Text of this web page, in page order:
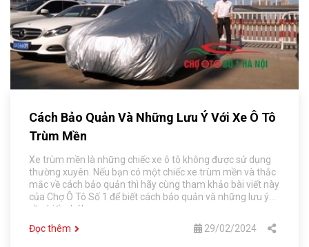
Cách Bảo Quản Và Những Lưu Ý Với Xe Ô Tô
Trùm Mền
Xe trùm mền là những chiếc xe ô tô không được sử dụng
thường xuyên. Nếu bạn có một chiếc xe trùm mền và thắc
mắc về cách bảo quản thì hãy cùng tham khảo bài viết này
của Chợ Ô Tô Số 1 để biết cách bảo quản và những lưu ý
cần biết nhé!
Đọc thêm
29/02/2024